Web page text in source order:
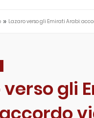
» Lazaro verso gli Emirati Arabi:
verso gli